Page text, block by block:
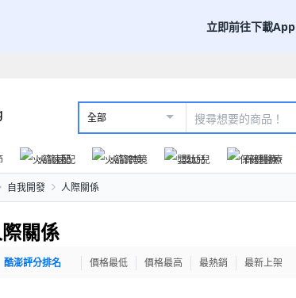
立即前往下載App
全部
火箭速配 火箭跨境 嬰幼兒 保健醫療
自我開發 人際關係
關係
酷澎評分排名 價格最低 價格最高 最熱銷 最新上架